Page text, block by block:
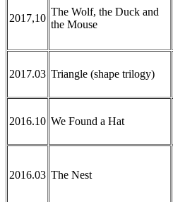
2017,10
The Wolf, the Duck and
the Mouse
2017.03 Triangle (shape trilogy)
2016.10 We Found a Hat
2016.03 The Nest